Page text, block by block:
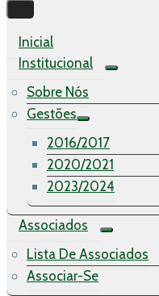
Inicial
Institucional
Sobre Nós
Gestões
2016/2017
2020/2021
2023/2024
Associados
Lista De Associados
Associar-Se